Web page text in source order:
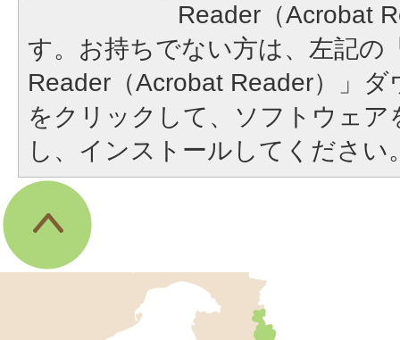
Reader（Acrobat
す。お持ちでない方は、左記の
Reader（Acrobat Reader）」
をクリックして、ソフトウェア
し、インストールしてください